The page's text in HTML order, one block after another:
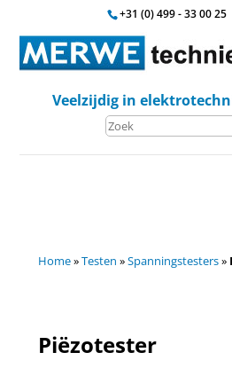
+31 (0) 499 - 33 00 25
Veelzijdig in
Home»Testen »Spanningstesters»
Piëzotester